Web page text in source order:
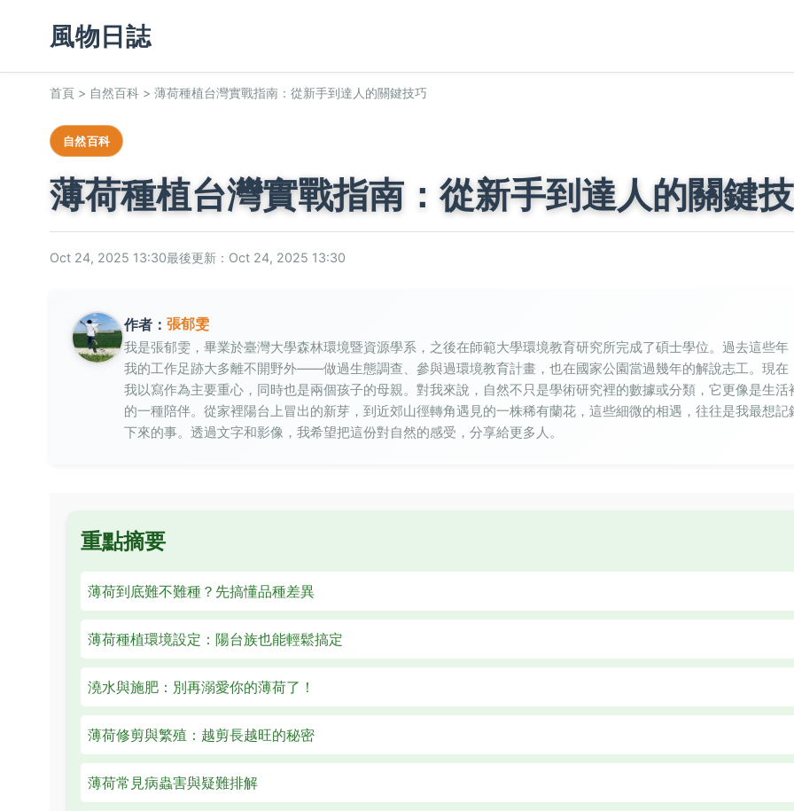
風物日誌
首頁 > 自然百科 > 薄荷種植台灣實戰指南：從新手到達人的關鍵技巧
自然百科
薄荷種植台灣實戰指南：從新手到達人的關鍵
Oct 24, 2025 13:30最後更新：Oct 24, 2025 13:30
作者： 張郁雯
我是張郁雯，畢業於臺灣大學森林環境暨資源學系，之後在師範大學環境教育研究所完成了碩士學位。過去這些年
我的工作足跡大多離不開野外——做過生態調查、參與過環境教育計畫，也在國家公園當過幾年的解說志工。現在
我以寫作為主要重心，同時也是兩個孩子的母親。對我來說，自然不只是學術研究裡的數據或分類，它更像是生活
的一種陪伴。從家裡陽台上冒出的新芽，到近郊山徑轉角遇見的一株稀有蘭花，這些細微的相遇，往往是我最想記
下來的事。透過文字和影像，我希望把這份對自然的感受，分享給更多人。
重點摘要
薄荷到底難不難種？先搞懂品種差異
薄荷種植環境設定：陽台族也能輕鬆搞定
澆水與施肥：別再溺愛你的薄荷了！
薄荷修剪與繁殖：越剪長越旺的秘密
薄荷常見病蟲害與疑難排解